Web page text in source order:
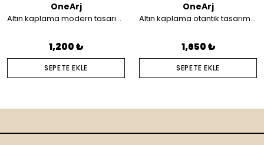
OneArj
Altın kaplama modern tasarım küpe
1,200 ₺
SEPETE EKLE
OneArj
Altın kaplama otantik tasarım saç aksesuarı
1,650 ₺
SEPETE EKLE